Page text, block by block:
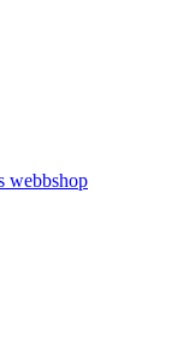
webbshop